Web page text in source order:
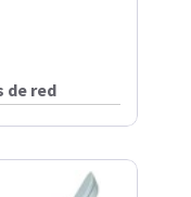
de red